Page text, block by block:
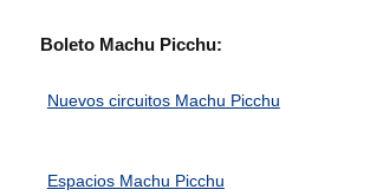
Boleto Machu Picchu:
Nuevos circuitos Machu Picchu
Espacios Machu Picchu